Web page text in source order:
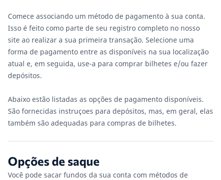
Comece associando um método de pagamento à sua conta.
Isso é feito como parte de seu registro completo no nosso
site ao realizar a sua primeira transação. Selecione uma
forma de pagamento entre as disponíveis na sua localização
atual e, em seguida, use-a para comprar bilhetes e/ou fazer
depósitos.
Abaixo estão listadas as opções de pagamento disponíveis.
São fornecidas instruçoes para depósitos, mas, em geral, elas
também são adequadas para compras de bilhetes.
Opções de saque
Você pode sacar fundos da sua conta com métodos de